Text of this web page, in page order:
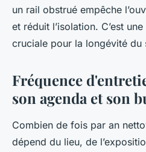
un rail obstrué empêche
et réduit l’isolation. C’est
cruciale pour la longévité du
Fréquence
son agenda et son
Combien de fois par an
dépend du lieu, de